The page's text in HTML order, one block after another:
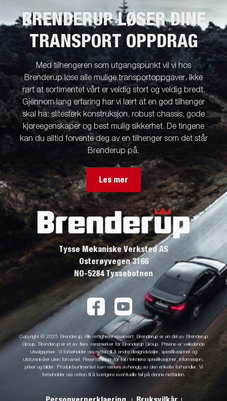
BRENDERUP LØSER DINE
TRANSPORT OPPDRAG
Med tilhengeren som utgangspunkt vil vi hos
Brenderup løse alle mulige transportoppgaver. Ikke
rart at sortimentet vårt er veldig stort og veldig bredt.
Gjennom lang erfaring har vi lært at en god tilhenger
skal ha: slitesterk konstruksjon, robust chassis, gode
kjøreegenskaper og best mulig sikkerhet. De tingene
kan du alltid forvente deg av en tilhenger som det står
Brenderup på.
Les mer
Tysse Mekaniske Verksted AS
Osterøyvegen 3166
NO-5284 Tyssebotnen
Copyright © 2025 Brenderup. Alle rettigheter reservert. Brenderup er en del av Brenderup
Group. Brenderup er et av flere varemerker for Brenderup Group. Prisene er veiledende
utsalgspriser. Vi forbeholder oss retten til å endre designdetaljer, spesifikasjoner og
utstyrsnivåer uten forvarsel. Reservasjoner for feil i tekniske spesifikasjoner, informasjon,
priser og bilder. Produktsortimentet kan variere avhengig av den enkelte forhandler. Vi
forbeholder oss retten til å korrigere eventuelle feil på denne nettsiden.